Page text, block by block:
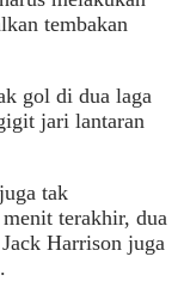
tembakan
gol di dua laga
jari lantaran
tak
terakhir, dua
Harrison juga